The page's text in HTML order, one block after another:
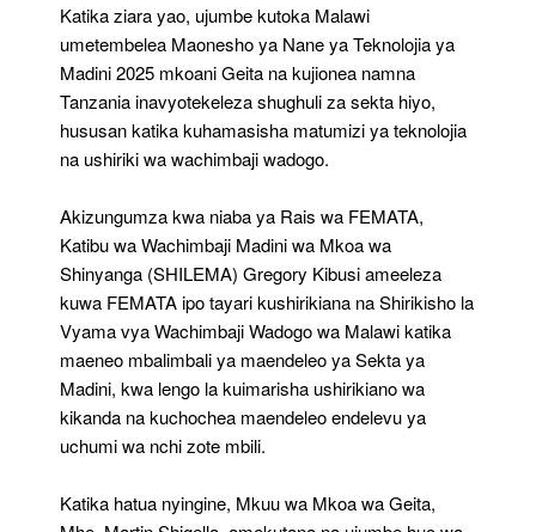
Katika ziara yao, ujumbe kutoka Malawi
umetembelea Maonesho ya Nane ya Teknolojia ya
Madini 2025 mkoani Geita na kujionea namna
Tanzania inavyotekeleza shughuli za sekta hiyo,
hususan katika kuhamasisha matumizi ya teknolojia
na ushiriki wa wachimbaji wadogo.
Akizungumza kwa niaba ya Rais wa FEMATA,
Katibu wa Wachimbaji Madini wa Mkoa wa
Shinyanga (SHILEMA) Gregory Kibusi ameeleza
kuwa FEMATA ipo tayari kushirikiana na Shirikisho la
Vyama vya Wachimbaji Wadogo wa Malawi katika
maeneo mbalimbali ya maendeleo ya Sekta ya
Madini, kwa lengo la kuimarisha ushirikiano wa
kikanda na kuchochea maendeleo endelevu ya
uchumi wa nchi zote mbili.
Katika hatua nyingine, Mkuu wa Mkoa wa Geita,